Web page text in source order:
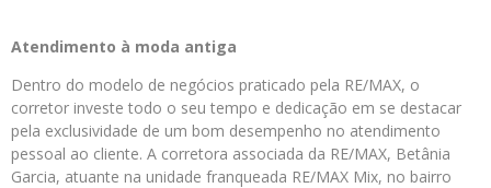
Atendimento à moda antiga
Dentro do modelo de negócios praticado pela RE/MAX, o
corretor investe todo o seu tempo e dedicação em se destacar
pela exclusividade de um bom desempenho no atendimento
pessoal ao cliente. A corretora associada da RE/MAX, Betânia
Garcia, atuante na unidade franqueada RE/MAX Mix, no bairro